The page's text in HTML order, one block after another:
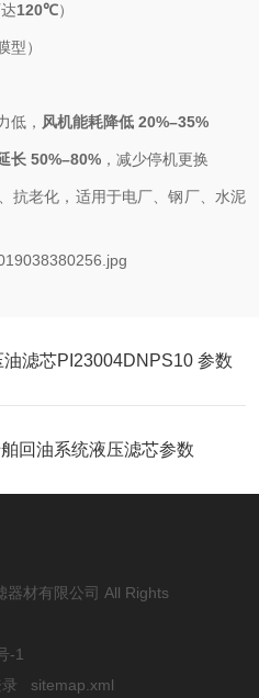
120℃）
型）
低， 风机能耗降低 20%–35%
长 50%–80% ，减少停机更换
抗老化，适用于电厂、钢厂、水泥
滤芯PI23004DNPS10 参数
回油系统液压滤芯参数
材有限公司 All Rights
-1
sitemap.xml